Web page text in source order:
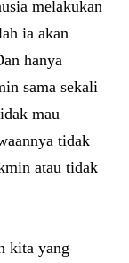
melakukan
ia akan
hanya
sama sekali
mau
tidak
atau tidak
kita yang